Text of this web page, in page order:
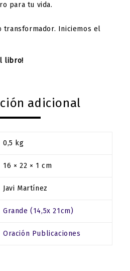
para tu vida.
transformador. Iniciemos el
libro!
adicional
0,5 kg
16 × 22 × 1 cm
Javi Martínez
Grande (14,5x 21cm)
Oración Publicaciones